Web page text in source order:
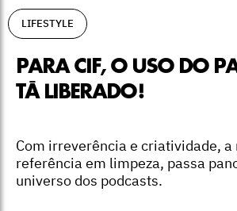
LIFESTYLE
PARA CIF, O USO DO
TÁ LIBERADO!
Com irreverência e criatividade, a
referência em limpeza, passa
universo dos podcasts.